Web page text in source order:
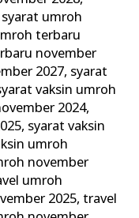
syarat umroh
terbaru
november
2027, syarat
vaksin umroh
2024,
, syarat vaksin
umroh
november
umroh
2025,travel